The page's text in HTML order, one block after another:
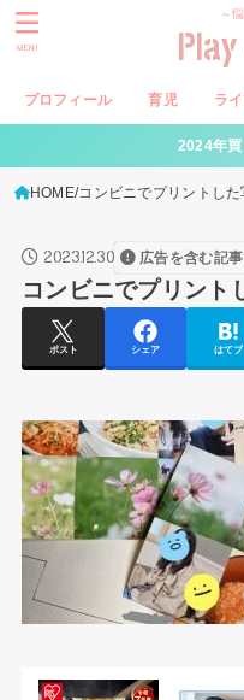
～
プロフィール 育児 ラ
MENU
2024年
HOME コンビニでプリントし
2023.12.30 広告を含む記
コンビニでプリン
ポスト シェア はてブ